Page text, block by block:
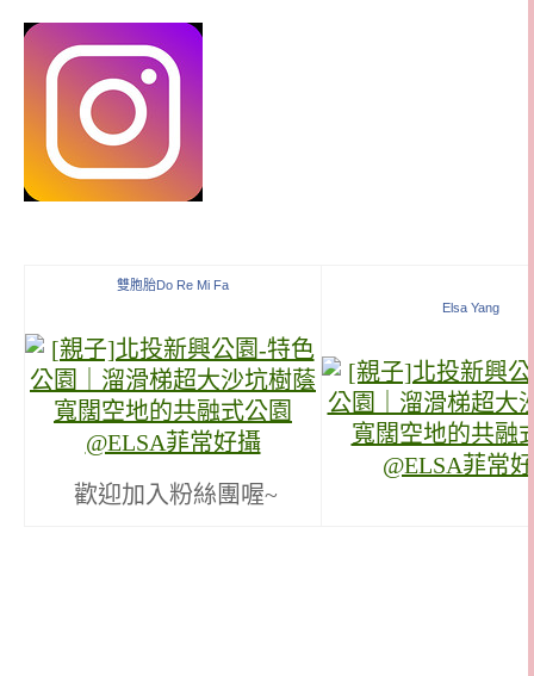
雙胞胎Do Re Mi Fa
歡迎加入粉絲團喔~
Elsa Yang